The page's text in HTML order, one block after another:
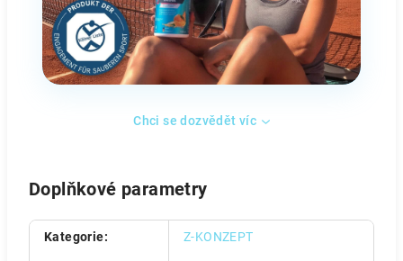
Chci se dozvědět víc
Doplňkové parametry
Kategorie: Z-KONZEPT